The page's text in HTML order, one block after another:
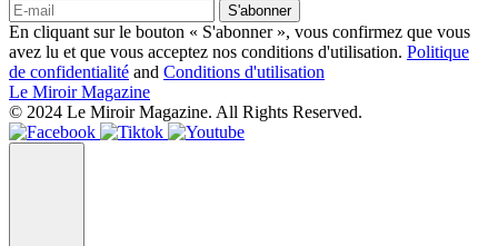
S'abonner
En cliquant sur le bouton « S'abonner », vous confirmez que vous
avez lu et que vous acceptez nos conditions d'utilisation. Politique
de confidentialité and Conditions d'utilisation
Le Miroir Magazine
© 2024 Le Miroir Magazine. All Rights Reserved.